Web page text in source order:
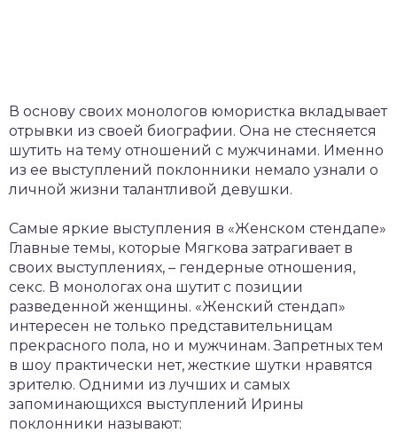
В основу своих монологов юмористка вкладывает
отрывки из своей биографии. Она не стесняется
шутить на тему отношений с мужчинами. Именно
из ее выступлений поклонники немало узнали о
личной жизни талантливой девушки.
Самые яркие выступления в «Женском стендапе»
Главные темы, которые Мягкова затрагивает в
своих выступлениях, – гендерные отношения,
секс. В монологах она шутит с позиции
разведенной женщины. «Женский стендап»
интересен не только представительницам
прекрасного пола, но и мужчинам. Запретных тем
в шоу практически нет, жесткие шутки нравятся
зрителю. Одними из лучших и самых
запоминающихся выступлений Ирины
поклонники называют: